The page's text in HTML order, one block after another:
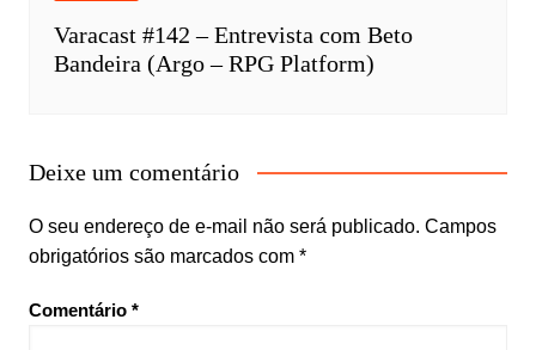
Varacast #142 – Entrevista com Beto
Bandeira (Argo – RPG Platform)
Deixe um comentário
O seu endereço de e-mail não será publicado. Campos
obrigatórios são marcados com *
Comentário *